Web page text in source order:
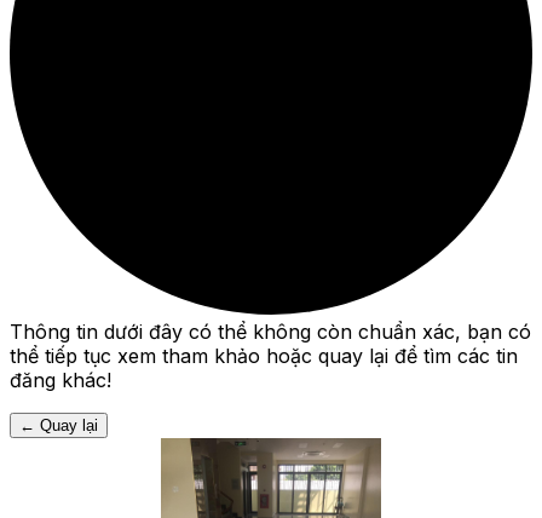
Thông tin dưới đây có thể không còn chuẩn xác, bạn có
thể tiếp tục xem tham khảo hoặc quay lại để tìm các tin
đăng khác!
← Quay lại